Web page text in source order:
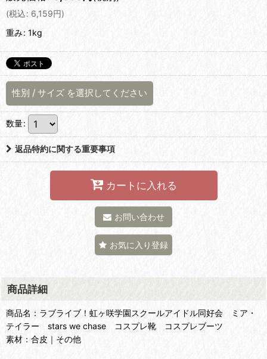
(税込: 6,159円)
重み: 1kg
性別 / サイズ を選択してください
数量:
返品特約に関する重要事項
カートに入れる
お問い合わせ
お気に入り登録
商品詳細
商品名：ラブライブ！虹ヶ咲学園スクールアイドル同好会 ミア・
テイラー stars we chase コスプレ靴 コスプレブーツ
素材：合皮｜その他